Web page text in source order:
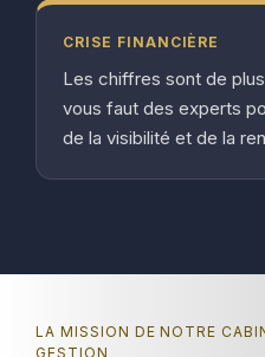
CRISE FINANCIÈRE
Les chiffres sont de
vous faut des experts
de la visibilité et de la
LA MISSION DE NOTRE
GESTION